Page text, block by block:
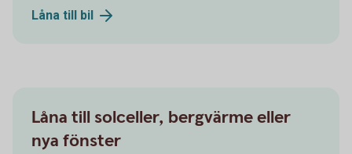
Låna till bil
Låna till solceller, bergvärme eller
nya fönster